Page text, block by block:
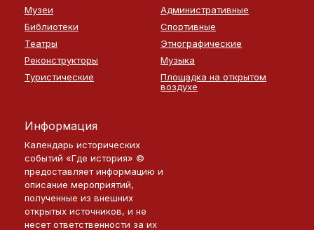
Музеи
Административные
Библиотеки
Спортивные
Театры
Этнографические
Реконструкторы
Музыка
Туристические
Площадка на открытом
воздухе
Информация
Календарь исторических
событий «Где история» ©
предоставляет информацию и
описание мероприятий,
полученные из внешних
открытых источников, и не
несет ответственности за их